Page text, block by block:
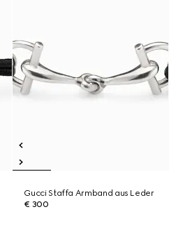
Gucci Staffa Armband aus Leder
€ 300